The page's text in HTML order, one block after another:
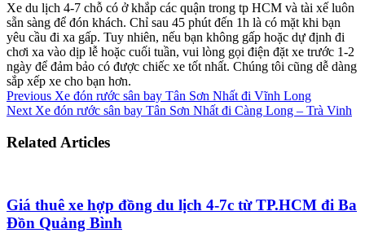
Xe du lịch 4-7 chỗ có ở khắp các quận trong tp HCM và tài xế luôn
sẵn sàng để đón khách. Chỉ sau 45 phút đến 1h là có mặt khi bạn
yêu cầu đi xa gấp. Tuy nhiên, nếu bạn không gấp hoặc dự định đi
chơi xa vào dịp lễ hoặc cuối tuần, vui lòng gọi điện đặt xe trước 1-2
ngày để đảm bảo có được chiếc xe tốt nhất. Chúng tôi cũng dễ dàng
sắp xếp xe cho bạn hơn.
Previous Xe đón rước sân bay Tân Sơn Nhất đi Vĩnh Long
Next Xe đón rước sân bay Tân Sơn Nhất đi Càng Long – Trà Vinh
Related Articles
Giá thuê xe hợp đồng du lịch 4-7c từ TP.HCM đi Ba
Đồn Quảng Bình